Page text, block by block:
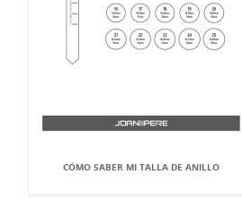
CÓMO SABER MI TALLA DE ANILLO